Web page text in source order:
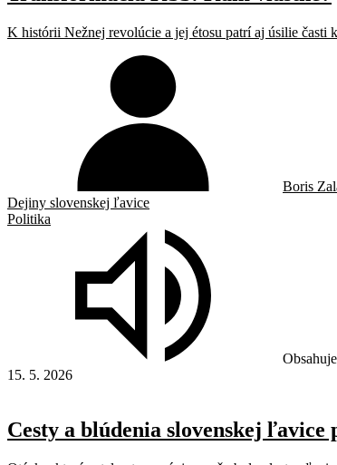
K histórii Nežnej revolúcie a jej étosu patrí aj úsilie
Boris
Dejiny slovenskej ľavice
Politika
15. 5. 2026
Cesty a blúdenia slovenskej ľavice